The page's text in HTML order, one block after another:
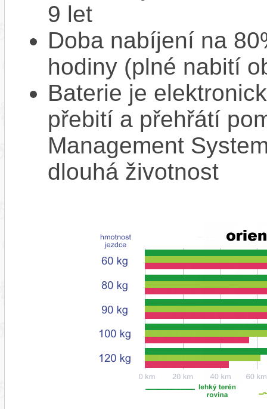
9 let
Doba nabíjení na
hodiny (plné nabití
Baterie je
přebití a přehřátí
Management
dlouhá životnost